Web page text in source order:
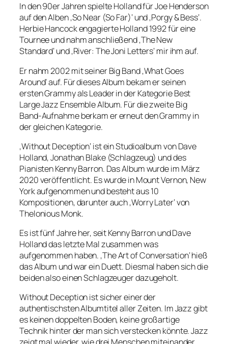
In den 90er Jahren spielte Holland für Joe Henderson
auf den Alben ‚So Near (So Far)‘ und ‚Porgy & Bess‘.
Herbie Hancock engagierte Holland 1992 für eine
Tournee und nahm anschließend ‚The New
Standard‘ und ‚River: The Joni Letters‘ mir ihm auf.
Er nahm 2002 mit seiner Big Band ‚What Goes
Around‘ auf. Für dieses Album bekam er seinen
ersten Grammy als Leader in der Kategorie Best
Large Jazz Ensemble Album. Für die zweite Big
Band-Aufnahme berkam er erneut den Grammy in
der gleichen Kategorie.
‚Without Deception‘ ist ein Studioalbum von Dave
Holland, Jonathan Blake (Schlagzeug) und des
Pianisten Kenny Barron. Das Album wurde im März
2020 veröffentlicht. Es wurde in Mount Vernon, New
York aufgenommen und besteht aus 10
Kompositionen, darunter auch ‚Worry Later‘ von
Thelonious Monk.
Es ist fünf Jahre her, seit Kenny Barron und Dave
Holland das letzte Mal zusammen was
aufgenommen haben. ‚The Art of Conversation‘ hieß
das Album und war ein Duett. Diesmal haben sich die
beiden also einen Schlagzeuger dazugeholt.
Without Deception ist sicher einer der
authentischsten Albumtitel aller Zeiten. Im Jazz gibt
es keinen doppelten Boden, keine großartige
Technik hinter der man sich verstecken könnte. Jazz